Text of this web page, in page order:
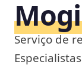
Mogi
Serviço de